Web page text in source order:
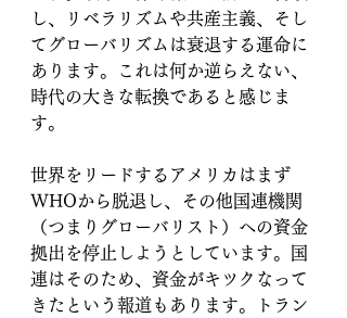
し、リベラリズムや共産主義、そし
てグローバリズムは衰退する運命に
あります。これは何か逆らえない、
時代の大きな転換であると感じま
す。
世界をリードするアメリカはまず
WHOから脱退し、その他国連機関
（つまりグローバリスト）への資金
拠出を停止しようとしています。国
連はそのため、資金がキツクなって
きたという報道もあります。トラン